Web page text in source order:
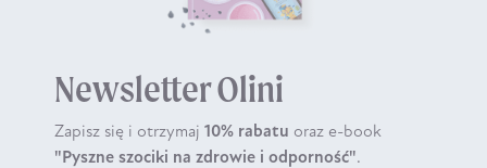
Newsletter Olini
Zapisz się i otrzymaj 10% rabatu oraz e-book
"Pyszne szociki na zdrowie i odporność".